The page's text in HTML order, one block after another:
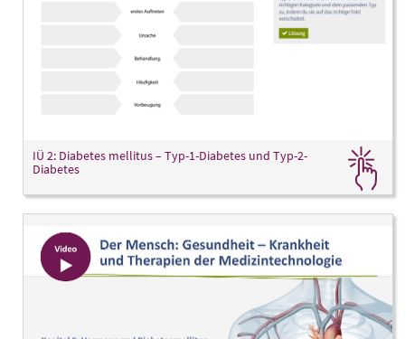
IÜ 2: Diabetes mellitus – Typ-1-Diabetes und Typ-2-
Diabetes